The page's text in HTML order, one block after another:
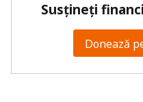
Susțineți
Donează